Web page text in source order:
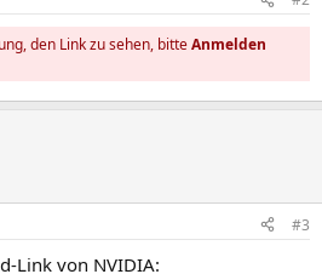
den Link zu sehen, bitteAnmelden
#3
Link von NVIDIA: